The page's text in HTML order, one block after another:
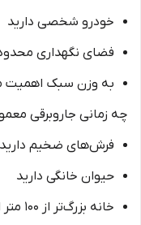
خودرو شخصی دارید
فضای نگهداری
به وزن سبک اهمیت
چه زمانی جاروبرقی
فرش‌های ضخیم دارید
حیوان خانگی دارید
خانه بزرگ‌تر از 100 متر است